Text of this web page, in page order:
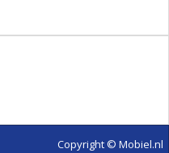
Copyright © Mobiel.nl